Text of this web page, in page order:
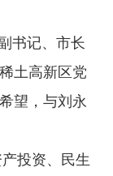
书记、市长
土高新区党
望，与刘永
投资、民生